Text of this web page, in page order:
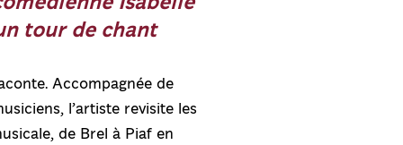
tour de chant
Accompagnée de
l’artiste revisite les
de Brel à Piaf en